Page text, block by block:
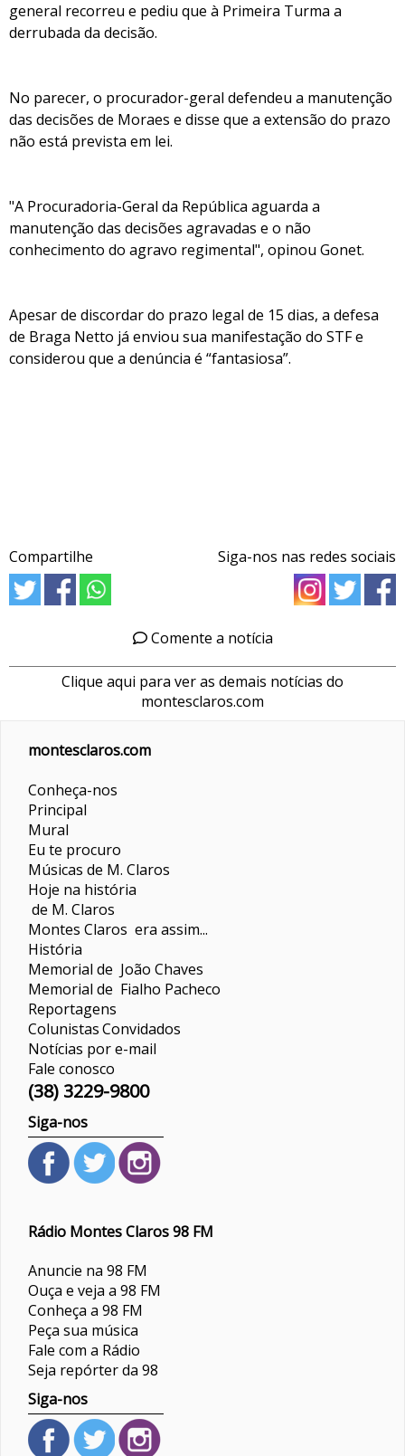
general recorreu e pediu que à Primeira Turma a
derrubada da decisão.
No parecer, o procurador-geral defendeu a manutenção
das decisões de Moraes e disse que a extensão do prazo
não está prevista em lei.
"A Procuradoria-Geral da República aguarda a
manutenção das decisões agravadas e o não
conhecimento do agravo regimental", opinou Gonet.
Apesar de discordar do prazo legal de 15 dias, a defesa
de Braga Netto já enviou sua manifestação do STF e
considerou que a denúncia é “fantasiosa”.
Compartilhe Siga-nos nas redes sociais
Comente a notícia
Clique aqui para ver as demais notícias do
montesclaros.com
montesclaros.com
Conheça-nos
Principal
Mural
Eu te procuro
Músicas de M. Claros
Hoje na história
de M. Claros
Montes Claros era assim...
História
Memorial de João Chaves
Memorial de Fialho Pacheco
Reportagens
ColunistasConvidados
Notícias por e-mail
Fale conosco
(38) 3229-9800
Siga-nos
Rádio Montes Claros 98 FM
Anuncie na 98 FM
Ouça e veja a 98 FM
Conheça a 98 FM
Peça sua música
Fale com a Rádio
Seja repórter da 98
Siga-nos